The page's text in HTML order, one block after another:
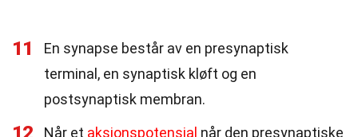
11
En synapse består av en presynaptisk
terminal, en synaptisk kløft og en
postsynaptisk membran.
Når et aksjonspotensial når den presynaptiske